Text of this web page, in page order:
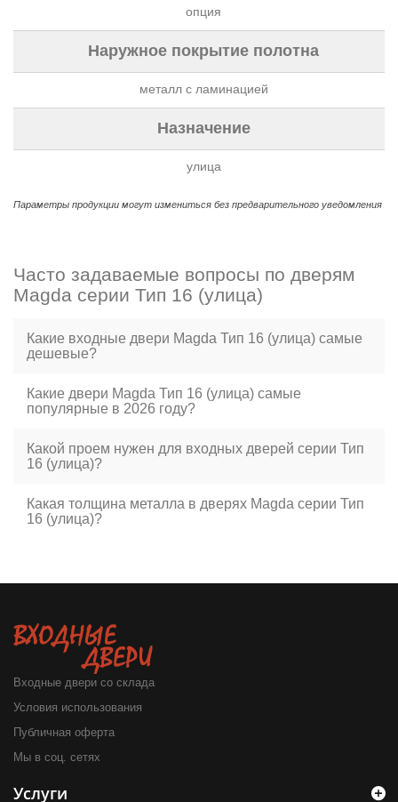
опция
Наружное покрытие полотна
металл с ламинацией
Назначение
улица
Параметры продукции могут измениться без предварительного уведомления
Часто задаваемые вопросы по дверям
Magda серии Тип 16 (улица)
Какие входные двери Magda Тип 16 (улица) самые
дешевые?
Какие двери Magda Тип 16 (улица) самые
популярные в 2026 году?
Какой проем нужен для входных дверей серии Тип
16 (улица)?
Какая толщина металла в дверях Magda серии Тип
16 (улица)?
Входные двери со склада
Условия использования
Публичная оферта
Мы в соц. сетях
Услуги